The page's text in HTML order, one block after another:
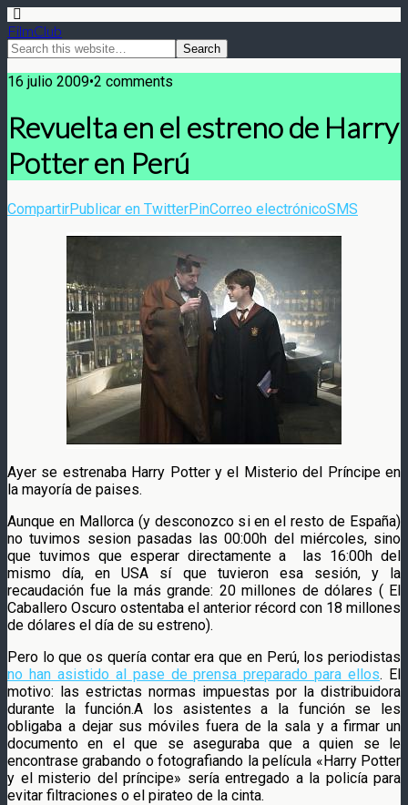
FilmClub
16 julio 2009•2 comments
Revuelta en el estreno de Harry
Potter en Perú
CompartirPublicar en TwitterPinCorreo electrónicoSMS
Ayer se estrenaba Harry Potter y el Misterio del Príncipe en
la mayoría de paises.
Aunque en Mallorca (y desconozco si en el resto de España)
no tuvimos sesion pasadas las 00:00h del miércoles, sino
que tuvimos que esperar directamente a las 16:00h del
mismo día, en USA sí que tuvieron esa sesión, y la
recaudación fue la más grande: 20 millones de dólares ( El
Caballero Oscuro ostentaba el anterior récord con 18 millones
de dólares el día de su estreno).
Pero lo que os quería contar era que en Perú, los periodistas
no han asistido al pase de prensa preparado para ellos. El
motivo: las estrictas normas impuestas por la distribuidora
durante la función.A los asistentes a la función se les
obligaba a dejar sus móviles fuera de la sala y a firmar un
documento en el que se aseguraba que a quien se le
encontrase grabando o fotografiando la película «Harry Potter
y el misterio del príncipe» sería entregado a la policía para
evitar filtraciones o el pirateo de la cinta.